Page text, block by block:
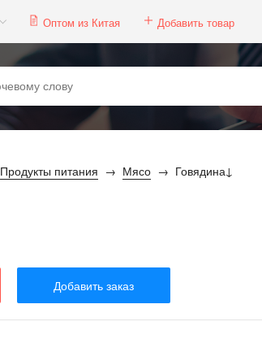
Оптом из Китая Добавить товар
Продукты питания Мясо Говядина
Добавить заказ